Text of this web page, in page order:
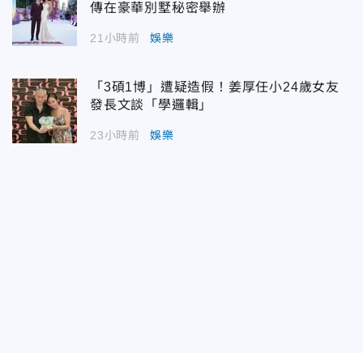
傳在豪華別墅秘密舉辦
21小時前 娛樂
「3碩1博」遭疑造假！姜厚任小24歲女友
發長文談「學邏輯」
23小時前 娛樂